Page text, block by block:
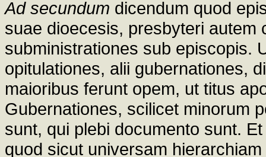
Ad secundum dicendum quod
suae dioecesis, presbyteri autem
subministrationes sub episcopis.
opitulationes, alii gubernationes,
maioribus ferunt opem, ut titus
Gubernationes, scilicet minorum
sunt, qui plebi documento sunt.
quod sicut universam